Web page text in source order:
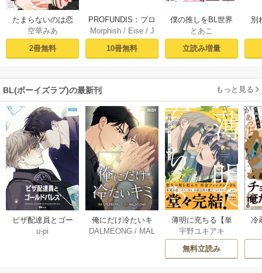
たまらないのは恋
なのか（１）【シ
ーモア限定特典付
き】
空華みあ
2冊無料
PROFUNDIS：プロ
フンディス【タテ
ヨミ】1
Morphish/ Eise/ J
aeyoung
10冊無料
僕の推しをBL世界
から守りたい【シ
ーモア限定特典付
き電子単行本】 上
とあこ
立読み増量
別
BL(ボーイズラブ)の最新刊 もっと見る
ピザ配達員とゴー
ルドパレス【タテ
u-pi
俺にだけ冷たいキ
ミ【タテヨミ】 34
DALMEONG / MAL
薄明に充ちる【単
行本版】 5巻
宇野ユキアキ
無料立読み
冷